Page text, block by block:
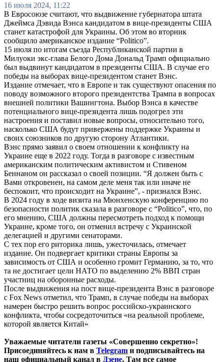
16 июля 2024, 11:22
В Евросоюзе считают, что выдвижение губернатора штата
Джеймса Дэвида Вэнса кандидатом в вице-президенты США
станет катастрофой для Украины. Об этом во вторник
сообщило американское издание “Politico”.
15 июля по итогам съезда Республиканской партии в
Милуоки экс-глава Белого Дома Дональд Трамп официально
был выдвинут кандидатом в президенты США. В случае его
победы на выборах вице-президентом станет Вэнс.
Издание отмечает, что в Европе и так существуют опасения по
поводу возможного второго президентства Трампа в вопросах
внешней политики Вашингтона. Выбор Вэнса в качестве
потенциального вице-президента лишь подогрел эти
настроения и поставил новые вопросы, относительно того,
насколько США будут привержены поддержке Украины и
своих союзников по другую сторону Атлантики.
Вэнс прямо заявил о своем отношении к конфликту на
Украине еще в 2022 году. Тогда в разговоре с известным
американским политическим активистом и Стивеном
Беннаном он рассказал о своей позиции. “Я должен быть с
Вами откровенен, на самом деле меня так или иначе не
беспокоит, что происходит на Украине”, - признался Вэнс.
В 2024 году в ходе визита на Мюнхенскую конференцию по
безопасности политик сказала в разговоре с “Politico”, что, по
его мнению, США должны пересмотреть подход к помощи
Украине, кроме того, он отменил встречу с Украинской
делегацией и другими сенаторами.
С тех пор его риторика лишь, ужесточилась, отмечает
издание. Он подвергает критики страны Европы за
зависимость от США и особенно громит Германию, за то, что
та не достигает цели НАТО по выделению 2% ВВП стран
участниц на оборонные расходы.
После выдвижения на пост вице-президента Вэнс в разговоре
с Fox News отметил, что Трамп, в случае победы на выборах
намерен быстро решить вопрос российско-украинского
конфликта, чтобы сосредоточиться «на реальной проблеме,
которой является Китай»
Уважаемые читатели газеты «Совершенно секретно»!
Присоединяйтесь к нам в Telegram и подписывайтесь на
наш официальный канал в Дзене. Там все самое